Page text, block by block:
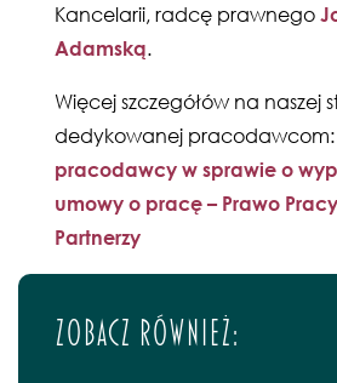
Kancelarii, radcę prawnego
Adamską.
Więcej szczegółów na naszej
dedykowanej pracodawcom:
pracodawcy w sprawie o
umowy o pracę – Prawo
Partnerzy
Zobacz również: